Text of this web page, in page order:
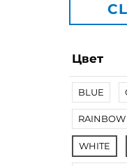
Цвет
BLUE
RAINBOW
WHITE